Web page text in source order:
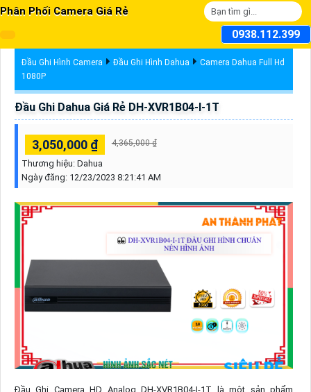
Phân Phối Camera Giá Rẻ
0938.112.399
Đầu Ghi Hình Camera Đầu Ghi Hình Dahua
Camera Dahua Full Hd
1080P
Đầu Ghi Dahua Giá Rẻ DH-XVR1B04-I-1T
3,050,000 ₫ 4,365,000 ₫
Thương hiệu: Dahua
Ngày đăng: 12/23/2023 8:21:41 AM
Đầu Ghi Camera HD Analog DH-XVR1B04-I-1T là một sản phẩm